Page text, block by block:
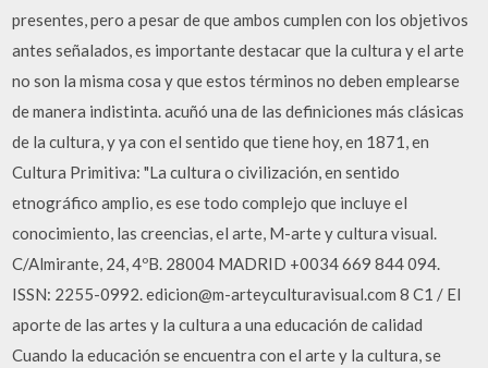
presentes, pero a pesar de que ambos cumplen con los objetivos
antes señalados, es importante destacar que la cultura y el arte
no son la misma cosa y que estos términos no deben emplearse
de manera indistinta. acuñó una de las definiciones más clásicas
de la cultura, y ya con el sentido que tiene hoy, en 1871, en
Cultura Primitiva: "La cultura o civilización, en sentido
etnográfico amplio, es ese todo complejo que incluye el
conocimiento, las creencias, el arte, M-arte y cultura visual.
C/Almirante, 24, 4ºB. 28004 MADRID +0034 669 844 094.
ISSN: 2255-0992. edicion@m-arteyculturavisual.com 8 C1 / El
aporte de las artes y la cultura a una educación de calidad
Cuando la educación se encuentra con el arte y la cultura, se